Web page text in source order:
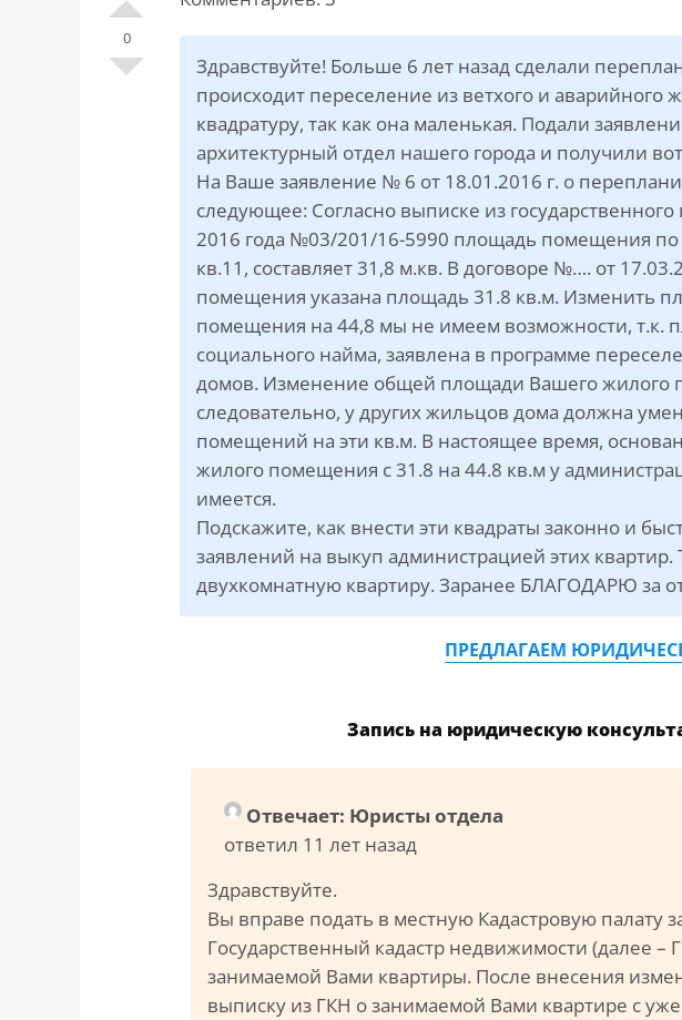
Контакты
г. Москва, ст. м. «Марксистская», ул.
Марксистская, д. 3, стр. 1
kmsud@yandex.ru
+7 (495) 642-27-02
+7 (936) 281-45-11
+7 (901) 511-80-52
0
Здравствуйте! Больше 6 лет назад сделали
происходит переселение из ветхого и аварийного
квадратуру, так как она маленькая. Подали
архитектурный отдел нашего города и получили вот
На Ваше заявление № 6 от 18.01.2016 г. о
следующее: Согласно выписке из
2016 года №03/201/16-5990 площадь помещения по
кв.11, составляет 31,8 м.кв. В договоре №…. от
помещения указана площадь 31.8 кв.м. Изменить
помещения на 44,8 мы не имеем возможности, т.к.
социального найма, заявлена в программе
домов. Изменение общей площади Вашего жилого
следовательно, у других жильцов дома должна
помещений на эти кв.м. В настоящее время,
жилого помещения с 31.8 на 44.8 кв.м у
имеется.
Подскажите, как внести эти квадраты законно и
заявлений на выкуп администрацией этих
двухкомнатную квартиру. Заранее БЛАГОДАРЮ за
ПРЕДЛАГАЕМ
Запись на юридическую
Отвечает: Юристы отдела
ответил 11 лет назад
Здравствуйте.
Вы вправе подать в местную Кадастровую палату
Государственный кадастр недвижимости (далее
занимаемой Вами квартиры. После внесения
выписку из ГКН о занимаемой Вами квартире с